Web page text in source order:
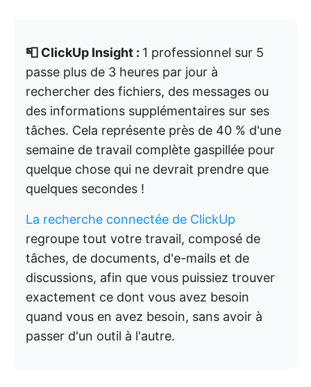
📮 ClickUp Insight : 1 professionnel sur 5
passe plus de 3 heures par jour à
rechercher des fichiers, des messages ou
des informations supplémentaires sur ses
tâches. Cela représente près de 40 % d'une
semaine de travail complète gaspillée pour
quelque chose qui ne devrait prendre que
quelques secondes !
La recherche connectée de ClickUp
regroupe tout votre travail, composé de
tâches, de documents, d'e-mails et de
discussions, afin que vous puissiez trouver
exactement ce dont vous avez besoin
quand vous en avez besoin, sans avoir à
passer d'un outil à l'autre.